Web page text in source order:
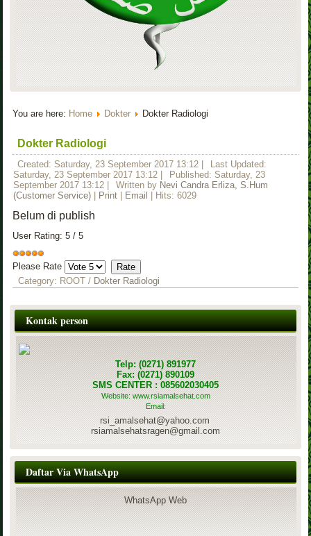
You are here: Home Dokter Dokter Radiologi
Dokter Radiologi
Created: Saturday, 23 September 2017 13:12 |
Last Updated:
Saturday, 23 September 2017 13:12 |
Published: Saturday, 23
September 2017 13:12 | Written by Nevi Candra Erliza, S.Hum
(Customer Service) | Print | Email | Hits: 6029
Belum di publish
User Rating:5 /5
Please Rate
Category: ROOT / Dokter Radiologi
Kontak person
Telp: (0271) 891977
Fax: (0271) 890109
SMS CENTER : 085602030405
Website: www.rsiamalsehat.com
Email:
rsi_amalsehat@yahoo.com
rsiamalsehatsragen@gmail.com
Daftar Via WhatsApp
WhatsApp Web